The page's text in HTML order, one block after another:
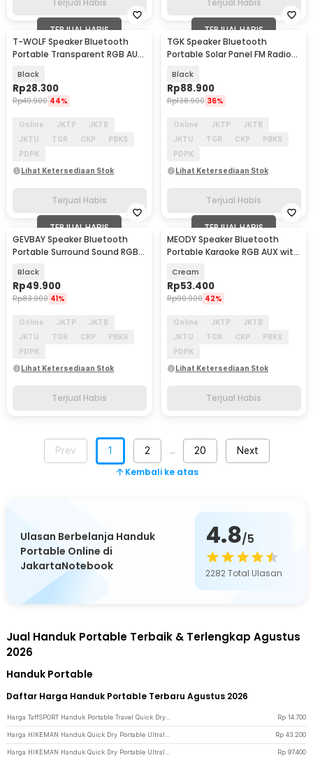
TERJUAL HABIS
T-WOLF Speaker Bluetooth
Portable Transparent RGB AUX
Black
Rp28.300
Rp49.900 44%
Online JKTP
JKTB
JKTU
TGR CKP
PBKS
PDPK
Lihat Ketersediaan Stok
Terjual Habis
TERJUAL HABIS
TGK Speaker Bluetooth
Portable Solar Panel FM Radio
Black
Rp88.900
Rp138.900 36%
Online JKTP
JKTB
JKTU
TGR CKP
PBKS
PDPK
Lihat Ketersediaan Stok
Terjual Habis
TERJUAL HABIS
GEVBAY Speaker Bluetooth
Portable Surround Sound RGB
Black
Rp49.900
Rp83.900 41%
Online JKTP
JKTB
JKTU
TGR CKP
PBKS
PDPK
Lihat Ketersediaan Stok
Terjual Habis
TERJUAL HABIS
MEODY Speaker Bluetooth
Portable Karaoke RGB AUX with
Cream
Rp53.400
Rp90.900 42%
Online JKTP
JKTB
JKTU
TGR CKP
PBKS
PDPK
Lihat Ketersediaan Stok
Terjual Habis
Prev 1 2 20 Next
Kembali ke atas
Ulasan Berbelanja Handuk
Portable Online di
JakartaNotebook
4.8/5
2282Total Ulasan
Jual Handuk Portable Terbaik & Terlengkap Agustus
2026
Handuk Portable
Daftar Harga Handuk Portable Terbaru Agustus 2026
Rp 14.700
Rp 43.200
Rp 97.400